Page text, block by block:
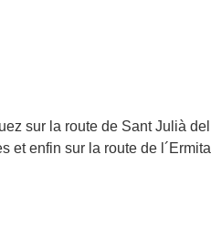
sur la route de Sant Julià del
et enfin sur la route de l´Ermita